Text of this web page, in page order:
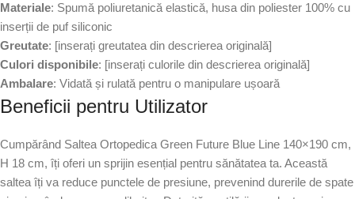
Materiale: Spumă poliuretanică elastică, husa din poliester 100% cu
inserții de puf siliconic
Greutate: [inserați greutatea din descrierea originală]
Culori disponibile: [inserați culorile din descrierea originală]
Ambalare: Vidată și rulată pentru o manipulare ușoară
Beneficii pentru Utilizator
Cumpărând Saltea Ortopedica Green Future Blue Line 140×190 cm,
H 18 cm, îți oferi un sprijin esențial pentru sănătatea ta. Această
saltea îți va reduce punctele de presiune, prevenind durerile de spate